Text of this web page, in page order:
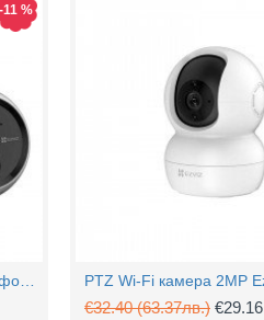
€0.67(1.32лв.)
Купи
-11 %
€32.40(63.37лв.) €29.16